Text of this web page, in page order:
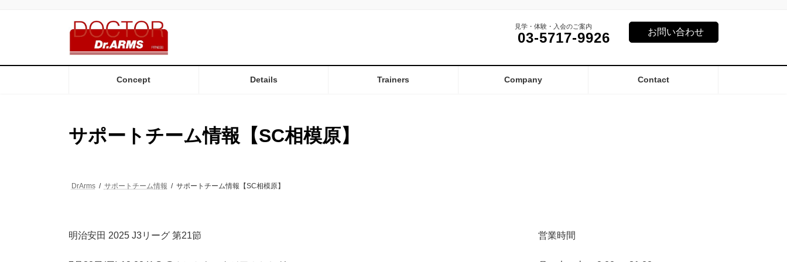
へ
ョ
見学・体験・入会のご案内
03-5717-9926 お問い合わせ
Concept Details Trainers Company Contact
サポートチーム情報【SC相模原】
DrArms サポートチーム情報 サポートチーム情報【SC相模原】
明治安田 2025 J3リーグ 第21節 営業時間